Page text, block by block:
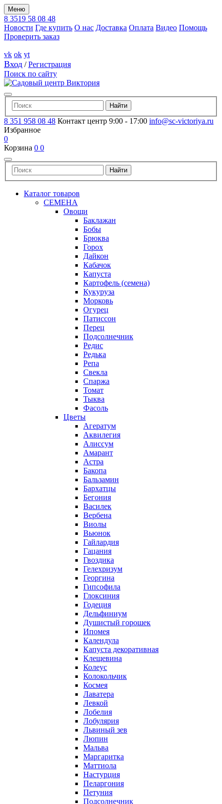
Меню
8 3519 58 08 48
Новости Где купить О нас Доставка Оплата Видео Помощь
Проверить заказ
vk ok yt
Вход /Регистрация
Поиск по сайту
8 351 958 08 48 Контакт центр 9:00 - 17:00 info@sc-victoriya.ru
Избранное
0
Корзина 0 0
Каталог товаров
СЕМЕНА
Овощи
Баклажан
Бобы
Брюква
Горох
Дайкон
Кабачок
Капуста
Картофель (семена)
Кукуруза
Морковь
Огурец
Патиссон
Перец
Подсолнечник
Редис
Редька
Репа
Свекла
Спаржа
Томат
Тыква
Фасоль
Цветы
Агератум
Аквилегия
Алиссум
Амарант
Астра
Бакопа
Бальзамин
Бархатцы
Бегония
Василек
Вербена
Виолы
Вьюнок
Гайлардия
Гацания
Гвоздика
Гелехризум
Георгина
Гипсофила
Глоксиния
Годеция
Дельфиниум
Душистый горошек
Ипомея
Календула
Капуста декоративная
Клещевина
Колеус
Колокольчик
Космея
Лаватера
Левкой
Лобелия
Лобулярия
Львиный зев
Люпин
Мальва
Маргаритка
Маттиола
Настурция
Пеларгония
Петуния
Подсолнечник